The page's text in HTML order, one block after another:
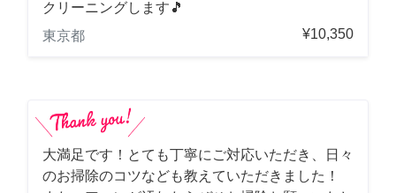
クリーニングします🎵
東京都
¥10,350
大満足です！とても丁寧にご対応いただき、日々
のお掃除のコツなども教えていただきました！